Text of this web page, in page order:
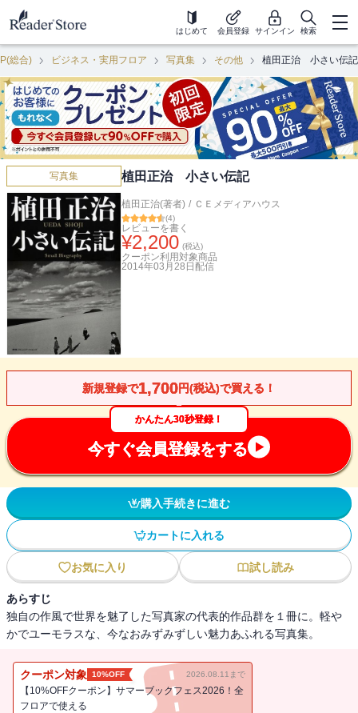
はじめて 会員登録 サインイン 検索
総合) ビジネス・実用フロア 写真集 その他 植田正治 小さい伝記
写真集 植田正治 小さい伝記
植田正治(著者) / ＣＥメディアハウス
(4)
レビューを書く
¥2,200 (税込)
クーポン利用対象商品
2014年03月28日 配信
新規登録で1,700円(税込)で買える！
かんたん30秒登録！
今すぐ会員登録をする
購入手続きに進む
カートに入れる
お気に入り 試し読み
あらすじ
独自の作風で世界を魅了した写真家の代表的作品群を１冊に。軽や
かでユーモラスな、今なおみずみずしい魅力あふれる写真集。
クーポン対象 10%OFF 2026.08.11まで
【10%OFFクーポン】サマーブックフェス2026！全
フロアで使える